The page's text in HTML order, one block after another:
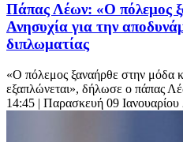
Πάπας Λέων: «Ο πόλεμος
Ανησυχία για την
διπλωματίας
«Ο πόλεμος ξαναήρθε στην μόδα
εξαπλώνεται», δήλωσε ο πάπας
14:45 | Παρασκευή 09 Ιανουαρίου